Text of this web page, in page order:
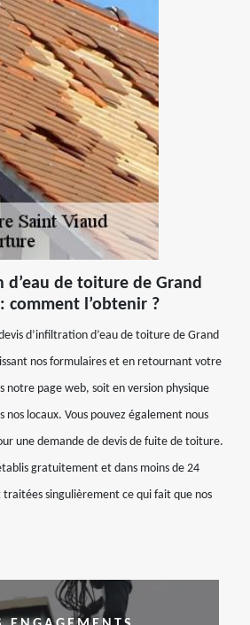
d’eau de toiture de Grand
comment l’obtenir ?
d’infiltration d’eau de toiture de Grand
nos formulaires et en retournant votre
notre page web, soit en version physique
nos locaux. Vous pouvez également nous
une demande de devis de fuite de toiture.
gratuitement et dans moins de 24
traitées singulièrement ce qui fait que nos